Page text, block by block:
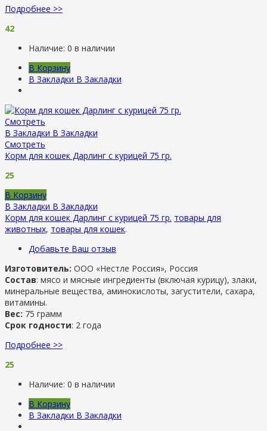
Подробнее >>
42
Наличие: 0 в наличии
В Корзину
В Закладки В Закладки
Смотреть
В Закладки В Закладки
Смотреть
Корм для кошек Дарлинг с курицей 75 гр.
25
В Корзину
В Закладки В Закладки
Корм для кошек Дарлинг с курицей 75 гр. товары для
животных, товары для кошек.
Добавьте Ваш отзыв
Изготовитель: ООО «Нестле Россия», Россия
Состав: мясо и мясные ингредиенты (включая курицу), злаки,
минеральные вещества, аминокислоты, загустители, сахара,
витамины.
Вес: 75 грамм
Срок годности: 2 года
Подробнее >>
25
Наличие: 0 в наличии
В Корзину
В Закладки В Закладки